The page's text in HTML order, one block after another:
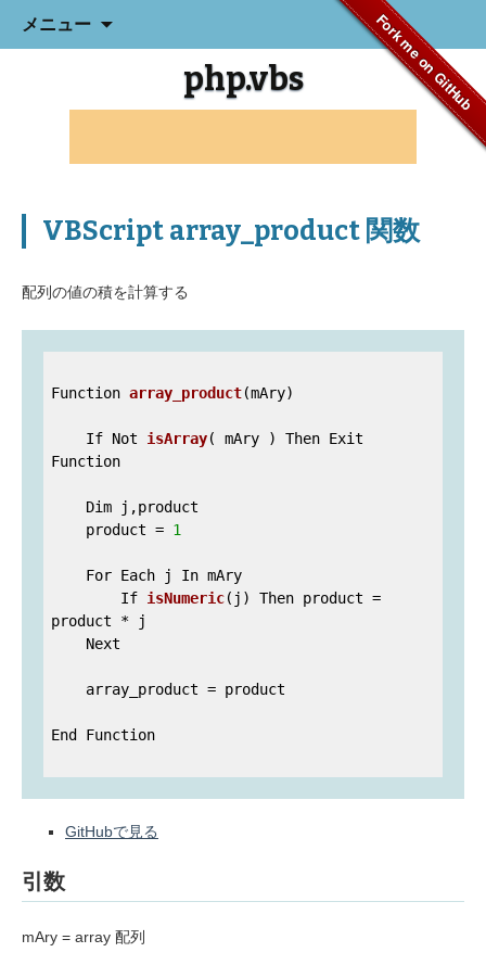
Fork me on GitHub
メニュー
キ
php.vbs
VBScript array_product 関数
配列の値の積を計算する
Function array_product(mAry)
    If Not
isArray( mAry )
Then Exit
Function
    product
= 1
For Each j In mAry
        If
isNumeric(j) Then product =
product * j
End Function
GitHubで見る
引数
mAry = array 配列